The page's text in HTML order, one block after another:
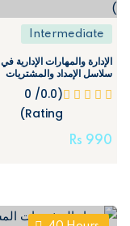
Intermediate
الإدارة والمهارات الإدارية في
سلاسل الإمداد والمشتريات
(0.0/ 0
Rating)
990
Rs